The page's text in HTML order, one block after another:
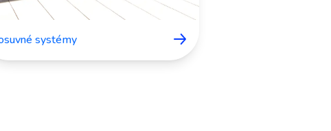
systémy